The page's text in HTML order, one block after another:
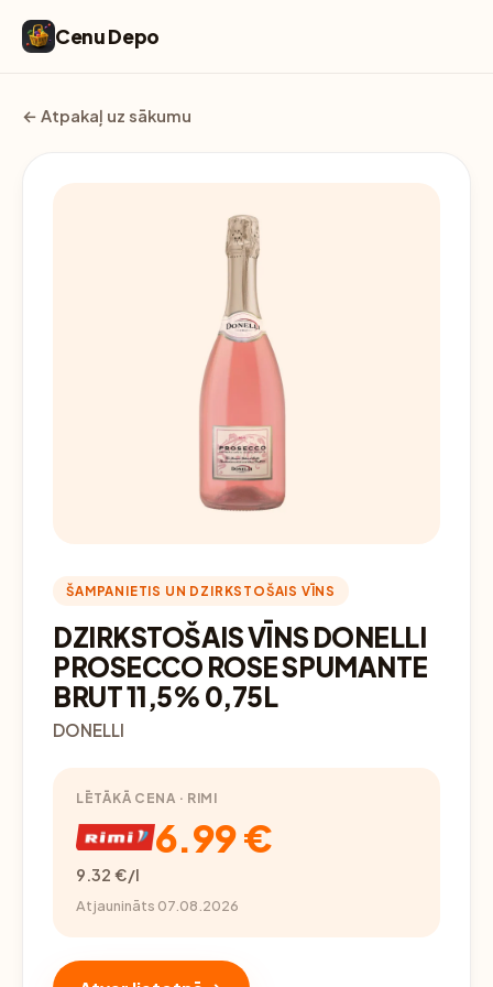
Cenu Depo
← Atpakaļ uz sākumu
ŠAMPANIETIS UN DZIRKSTOŠAIS VĪNS
DZIRKSTOŠAIS VĪNS DONELLI
PROSECCO ROSE SPUMANTE
BRUT 11,5% 0,75L
DONELLI
LĒTĀKĀ CENA · RIMI
6.99 €
9.32 €/l
Atjaunināts 07.08.2026